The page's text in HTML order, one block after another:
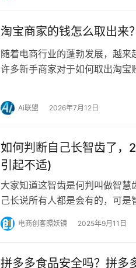
淘宝商家的钱怎么取出来
随着电商行业的蓬勃发展，越来
许多新手商家对于如何取出淘宝
Ai联盟 2026年7月12日
如何判断自己长智齿了，
引起不适)
大家知道这智齿是何判叫做智
己长说所有人都是会有的，可
口腔中最后长出的一个牙齿，对
电商创客照妖镜 2025年9月11日
拼多多食品安全吗？拼多